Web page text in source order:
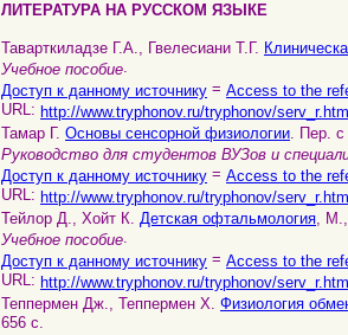
ЛИТЕРАТУРА НА РУССКОМ ЯЗЫКЕ
Таварткиладзе Г.А., Гвелесиани Т.Г.
Учебное пособие.
Доступ к данному источнику = Access to the
URL: http://www.tryphonov.ru/tryphonov/
Тамар Г. Основы сенсорной физиологии. Пер.
Руководство для студентов ВУЗов и
Доступ к данному источнику = Access to the
URL: http://www.tryphonov.ru/tryphonov/
Тейлор Д., Хойт К. Детская офтальмология,
Учебное пособие.
Доступ к данному источнику = Access to the
URL: http://www.tryphonov.ru/tryphonov/
Теппермен Дж., Теппермен Х. Физиология
656 с.